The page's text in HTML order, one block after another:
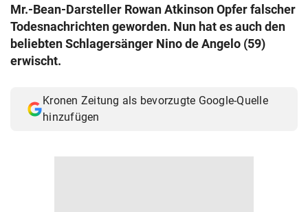
Mr.-Bean-Darsteller Rowan Atkinson Opfer falscher
Todesnachrichten geworden. Nun hat es auch den
beliebten Schlagersänger Nino de Angelo (59)
erwischt.
Kronen Zeitung als bevorzugte Google-Quelle
hinzufügen